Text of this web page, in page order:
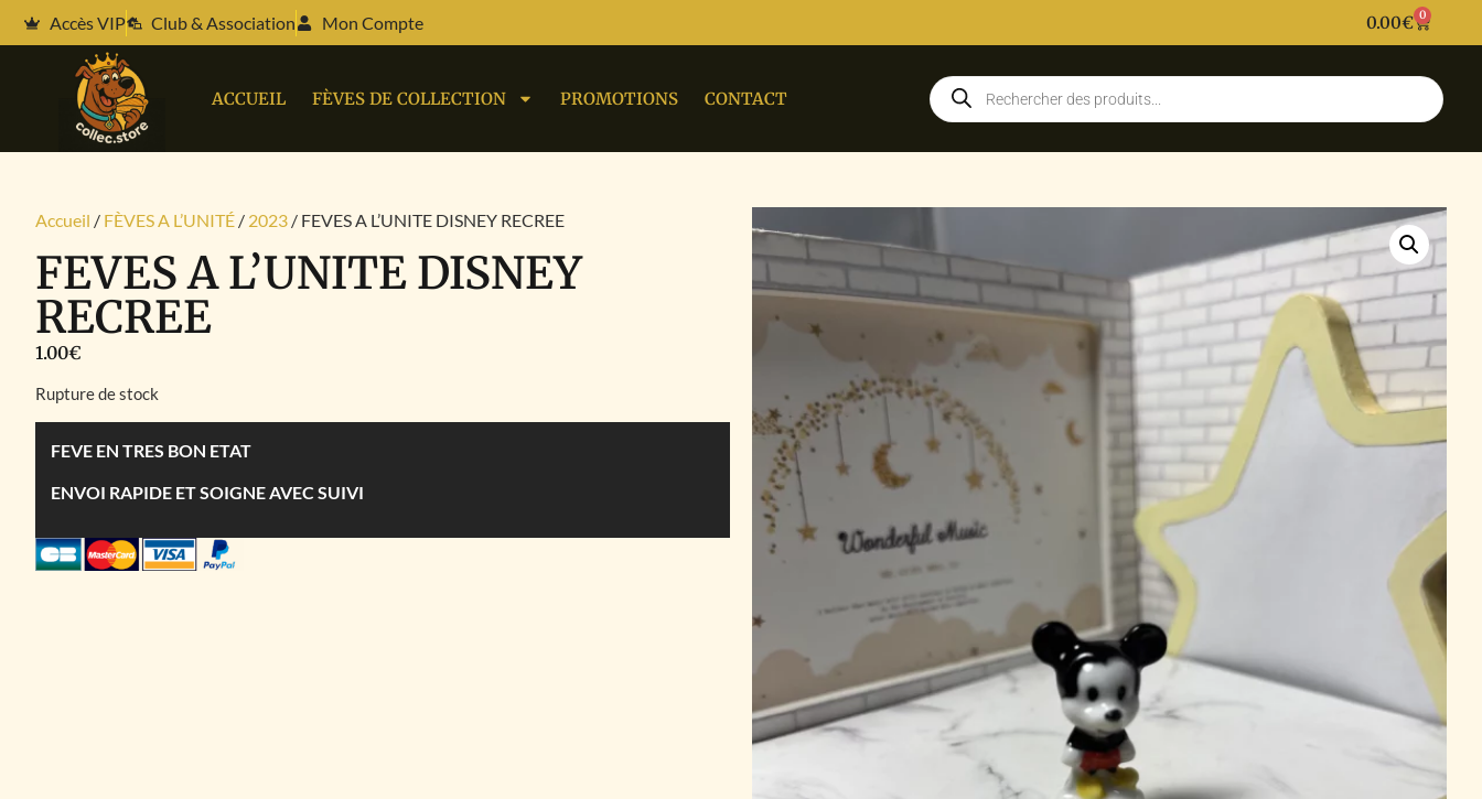
Accès VIP Club & Association Mon Compte 0.00€ 0
ACCUEIL FÈVES DE COLLECTION PROMOTIONS CONTACT
Accueil / FÈVES A L’UNITÉ / 2023 / FEVES A L’UNITE DISNEY RECREE
FEVES A L’UNITE DISNEY
RECREE
1.00€
Rupture de stock
FEVE EN TRES BON ETAT
ENVOI RAPIDE ET SOIGNE AVEC SUIVI